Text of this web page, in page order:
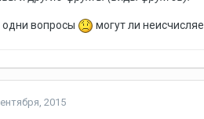
одни вопросы могут ли
2015